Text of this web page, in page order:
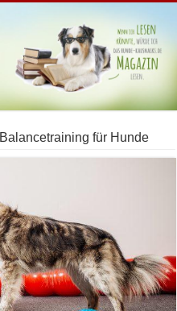
Balancetraining für Hunde